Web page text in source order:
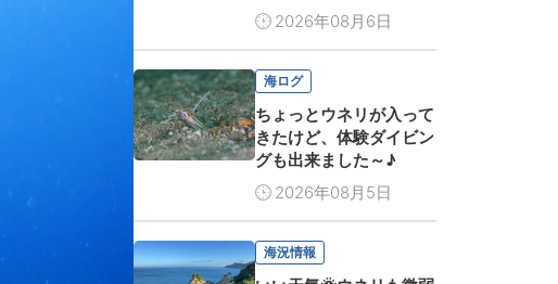
2026年08月6日
海ログ
ちょっとウネリが入って
きたけど、体験ダイビン
グも出来ました～♪
2026年08月5日
海況情報